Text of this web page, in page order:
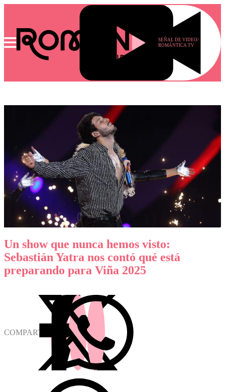
SEÑAL DE VIDEO/
ROMÁNTICA TV
Un show que nunca hemos visto:
Sebastián Yatra nos contó qué está
preparando para Viña 2025
COMPARTIR